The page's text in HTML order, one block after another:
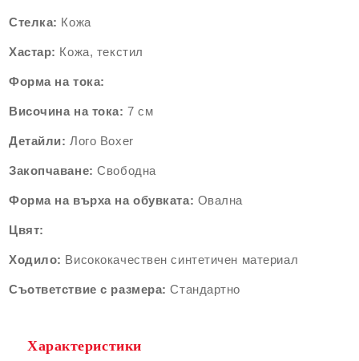
Стелка: Кожа
Хастар: Кожа, текстил
Форма на тока:
Височина на тока:7 см
Детайли:Лого Boxer
Закопчаване: Свободна
Форма на върха на обувката: Овална
Цвят:
Ходило: Висококачествен синтетичен материал
Съответствие с размера:Стандартно
Характеристики